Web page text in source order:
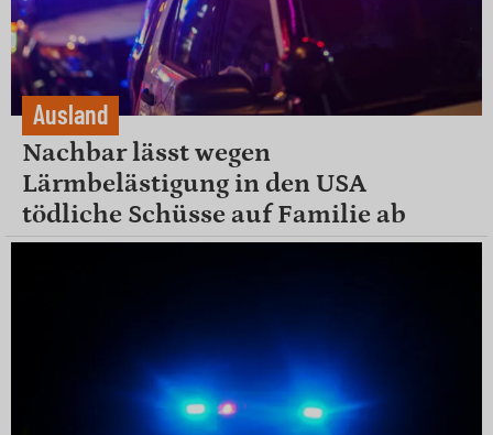
Ausland
Nachbar lässt wegen
Lärmbelästigung in den USA
tödliche Schüsse auf Familie ab